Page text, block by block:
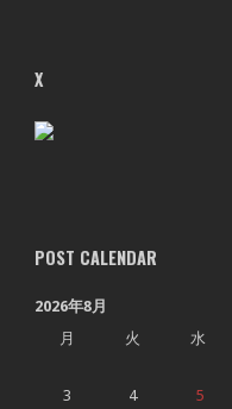
X
POST CALENDAR
2026年8月
月
火 水
3
4 5